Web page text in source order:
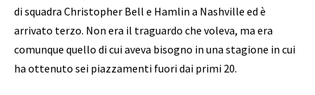
di squadra Christopher Bell e Hamlin a Nashville ed è
arrivato terzo. Non era il traguardo che voleva, ma era
comunque quello di cui aveva bisogno in una stagione in cui
ha ottenuto sei piazzamenti fuori dai primi 20.